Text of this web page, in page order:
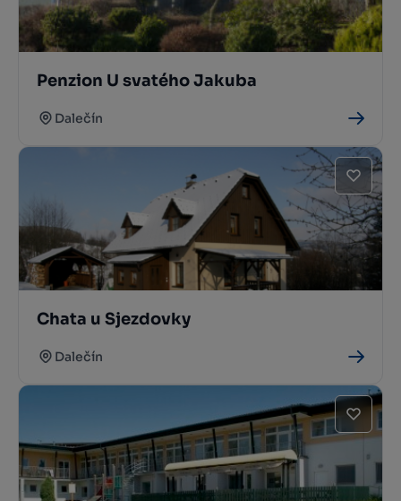
Penzion U svatého Jakuba
Dalečín
Chata u Sjezdovky
Dalečín